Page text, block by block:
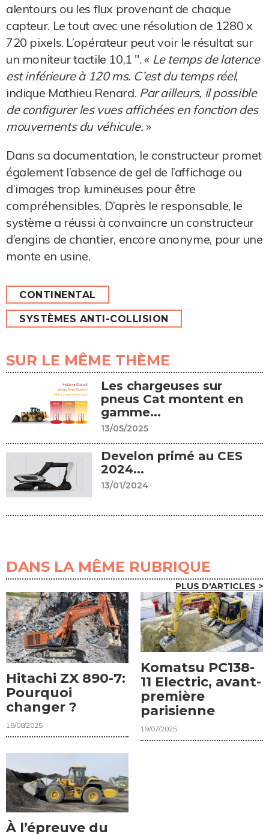
alentours ou les flux provenant de chaque
capteur. Le tout avec une résolution de 1280 x
720 pixels. L’opérateur peut voir le résultat sur
un moniteur tactile 10,1 ". « Le temps de latence
est inférieure à 120 ms. C’est du temps réel,
indique Mathieu Renard. Par ailleurs, il possible
de configurer les vues affichées en fonction des
mouvements du véhicule. »
Dans sa documentation, le constructeur promet
également l’absence de gel de l’affichage ou
d’images trop lumineuses pour être
compréhensibles. D’après le responsable, le
système a réussi à convaincre un constructeur
d’engins de chantier, encore anonyme, pour une
monte en usine.
CONTINENTAL
SYSTÈMES ANTI-COLLISION
SUR LE MÊME THÈME
Les chargeuses sur
pneus Cat montent en
gamme...
13/05/2025
Develon primé au CES
2024...
13/01/2024
DANS LA MÊME RUBRIQUE
PLUS D'ARTICLES >
Hitachi ZX 890-7:
Pourquoi
changer ?
19/08/2025
Komatsu PC138-
11 Electric, avant-
première
parisienne
19/07/2025
À l’épreuve du